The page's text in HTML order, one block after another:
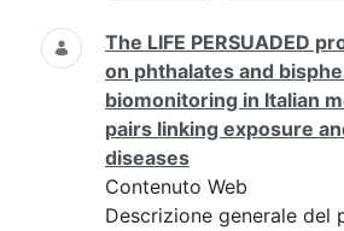
The LIFE PERSUADED
on phthalates and
biomonitoring in Italian
pairs linking exposure
diseases
Contenuto Web
Descrizione generale del